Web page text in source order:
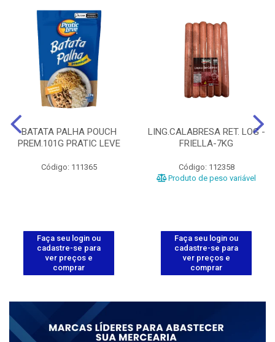
BATATA PALHA POUCH
PREM.101G PRATIC LEVE
Código: 111365
Faça seu login ou
cadastre-se para
ver preços e
comprar
LING.CALABRESA RET. LOG -
FRIELLA-7KG
Código: 112358
Produto de peso variável
Faça seu login ou
cadastre-se para
ver preços e
comprar